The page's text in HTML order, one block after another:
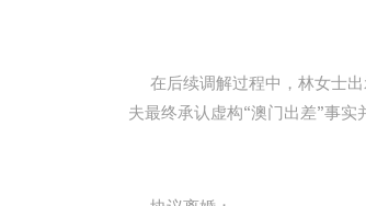
在后续调解过程中，林女士出
夫最终承认虚构“澳门出差”事实